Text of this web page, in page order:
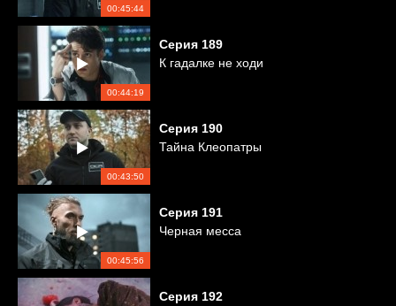
00:45:44
00:44:19
Серия 189
К гадалке не ходи
00:43:50
Серия 190
Тайна Клеопатры
00:45:56
Серия 191
Черная месса
Серия 192